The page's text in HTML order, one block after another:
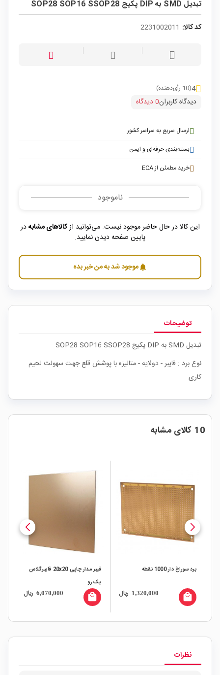
تبدیل SMD به DIP پکیج SOP28 SOP16 SSOP28
کد کالا: 2231002011
4(10 رأی‌دهنده)
دیدگاه کاربران0 دیدگاه
ارسال سریع به سراسر کشور
بسته‌بندی حرفه‌ای و ایمن
خرید مطمئن از ECA
ناموجود
این کالا در حال حاضر موجود نیست. می‌توانید ازکالاهای مشابهدر
پایین صفحه دیدن نمایید.
notificationsموجود شد به من خبر بده
توضیحات
تبدیل SMD به DIP پکیج SOP28 SOP16 SSOP28
نوع برد : فایبر - دولایه - متالیزه با پوشش قلع جهت سهولت لحیم
کاری
10 کالای مشابه
برد سوراخ دار 1000 نقطه
1,320,000 ریال local_mall
فیبر مدار چاپی 20x20 فایبرگلاس
یک رو
6,070,000 ریال local_mall
نظرات